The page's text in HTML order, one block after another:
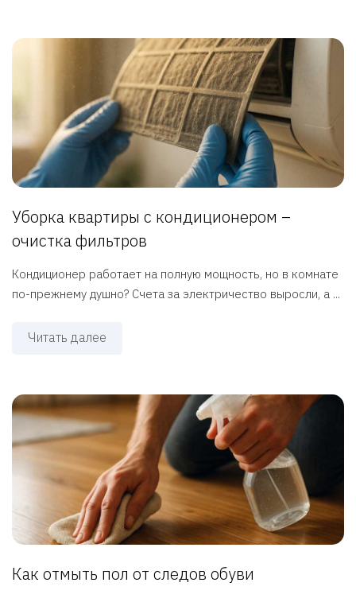
Уборка квартиры с кондиционером –
очистка фильтров
Кондиционер работает на полную мощность, но в комнате
по-прежнему душно? Счета за электричество выросли, а ...
Читать далее
Как отмыть пол от следов обуви